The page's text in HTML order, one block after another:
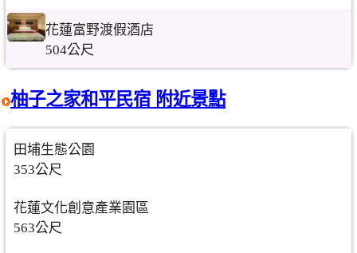
花蓮富野渡假酒店
504公尺
柚子之家和平民宿 附近景點
田埔生態公園
353公尺
花蓮文化創意產業園區
563公尺